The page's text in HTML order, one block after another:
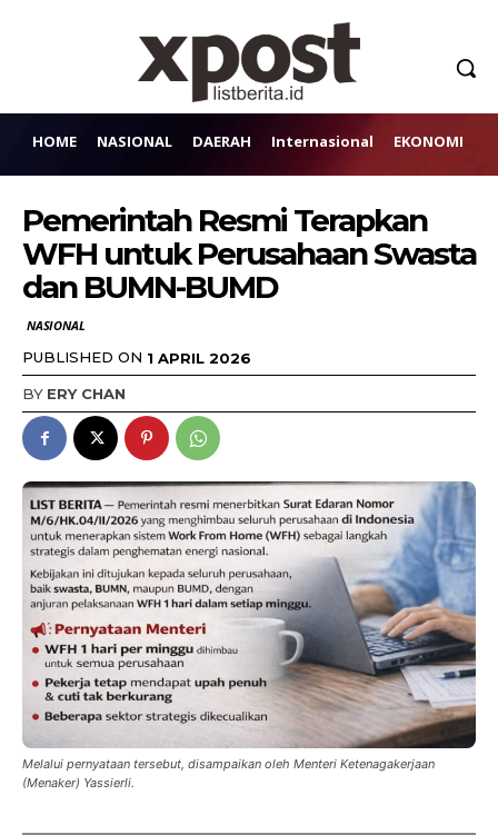
HOME NASIONAL DAERAH Internasional EKONOMI
Pemerintah Resmi Terapkan
WFH untuk Perusahaan Swasta
dan BUMN-BUMD
NASIONAL
PUBLISHED ON 1 APRIL 2026
BY ERY CHAN
Melalui pernyataan tersebut, disampaikan oleh Menteri Ketenagakerjaan
(Menaker) Yassierli.